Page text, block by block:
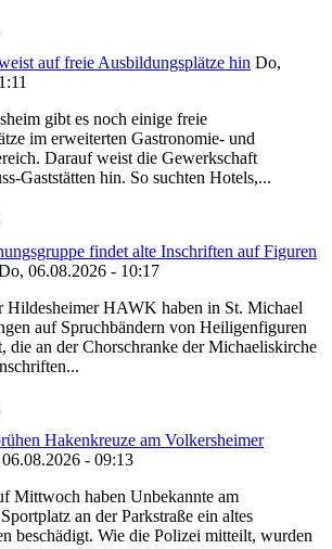
auf freie Ausbildungsplätze hin Do,
gibt es noch einige freie
im erweiterten Gastronomie- und
Darauf weist die Gewerkschaft
Gaststätten hin. So suchten Hotels,...
findet alte Inschriften auf Figuren
06.08.2026 - 10:17
Hildesheimer HAWK haben in St. Michael
auf Spruchbändern von Heiligenfiguren
die an der Chorschranke der Michaeliskirche
Hakenkreuze am Volkersheimer
- 09:13
Mittwoch haben Unbekannte am
an der Parkstraße ein altes
beschädigt. Wie die Polizei mitteilt, wurden